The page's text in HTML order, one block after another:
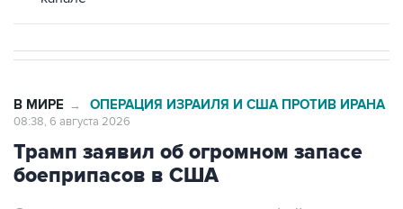
В МИРЕ → ОПЕРАЦИЯ ИЗРАИЛЯ И США ПРОТИВ ИРАНА
08:38, 6 августа 2026
Трамп заявил об огромном запасе
боеприпасов в США